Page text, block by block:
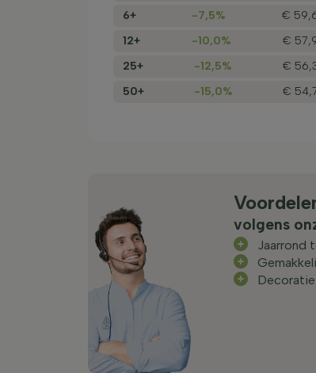
6+
-7,5%
€
12+
-10,0%
€
25+
-12,5%
€
50+
-15,0% €
volgens
Jaarrond